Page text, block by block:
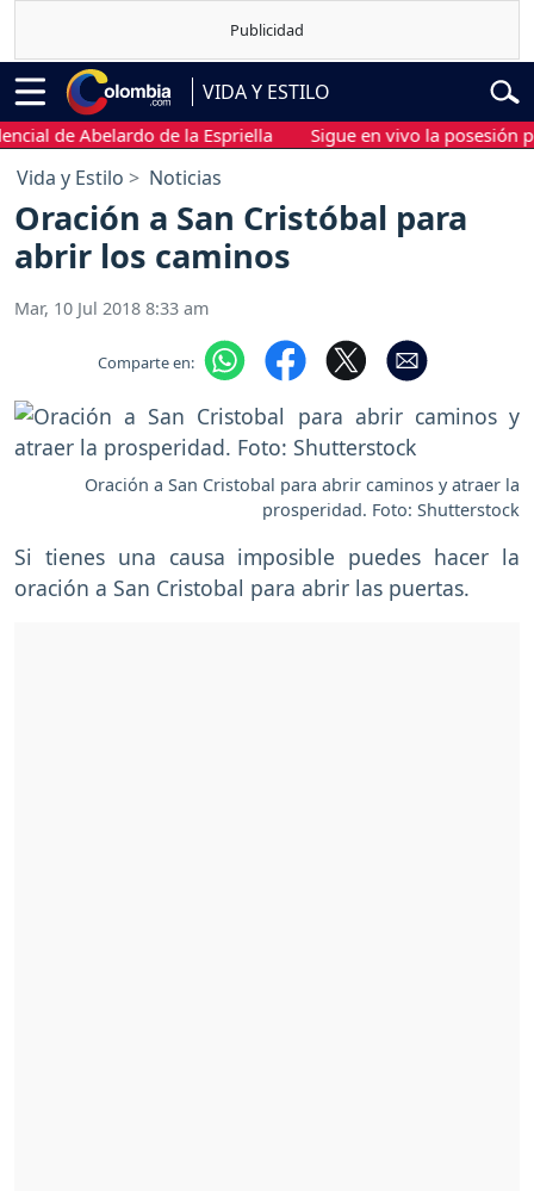
VIDA Y ESTILO
Abelardo de la Espriella Sigue en vivo la posesión
Vida y Estilo Noticias
Oración a San Cristóbal para
abrir los caminos
Mar, 10 Jul 2018 8:33 am
Comparte en:
Oración a San Cristobal para abrir caminos y atraer la
prosperidad. Foto: Shutterstock
Si tienes una causa imposible puedes hacer la
oración a San Cristobal para abrir las puertas.